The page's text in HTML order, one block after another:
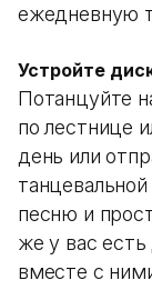
ежедневную
Устройте
Потанцуйте
по лестнице
день или
песню и
же у вас есть
вместе с